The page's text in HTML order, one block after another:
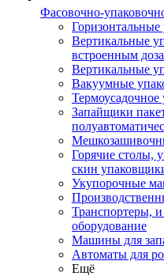
Фасовочно-
Вертикальные
встроенным
Вертикальные
Вакуумные
Термоусадочное
Запайщики
Горячие столы,
скин
Укупорочные
Транспортеры, и
оборудование
Машины для
Автоматы для
Ещё